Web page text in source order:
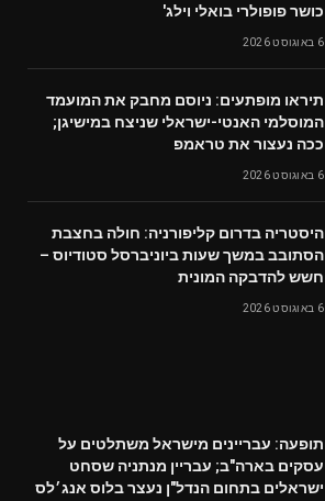
כושר פופולרי בואלי וילג'
6 באוגוסט 2026
תיראו מופתעים: ניוסם מחבק את המועמד
המוסלמי האנטי-ישראלי שניצח במישיגן;
ככה נעצור את טראמפ
6 באוגוסט 2026
היסטריה בדרום קליפורניה: חולה בחצבת
הסתובב במשך שעות ביוניברסל סטודיוס –
חשש להדבקה המונית
6 באוגוסט 2026
תופעה: עבריינים מישראל משתלטים על
עסקים בארה"ב; עבריין מנתניה שסחט
ישראלים בתחום הנדל"ן נעצר בלוס אנג׳לס